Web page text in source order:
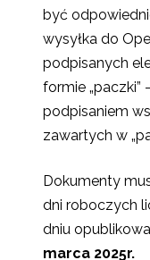
być
wysyłka do
podpisanych
formie
podpisaniem
zawartych w
Dokumenty
dni roboczych
dniu
marca 2025r.